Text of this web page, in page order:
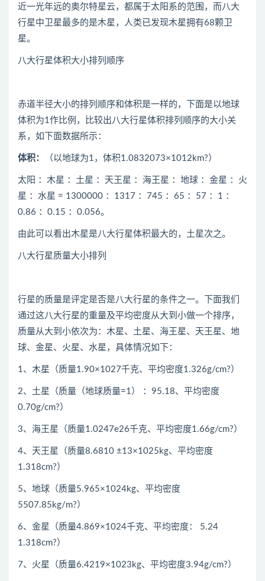
近一光年远的奥尔特星云，都属于太阳系的范围，而八大
行星中卫星最多的是木星，人类已发现木星拥有68颗卫
星。
八大行星体积大小排列顺序
赤道半径大小的排列顺序和体积是一样的，下面是以地球
体积为1作比例，比较出八大行星体积排列顺序的大小关
系，如下面数据所示：
体积： （以地球为1，体积1.0832073×1012km?）
太阳 ：木星 ：土星 ：天王星 ：海王星 ：地球 ：金星 ：火
星 ：水星 = 1300000 ：1317 ：745 ：65 ：57 ：1 ：
0.86 ：0.15 ：0.056。
由此可以看出木星是八大行星体积最大的，土星次之。
八大行星质量大小排列
行星的质量是评定是否是八大行星的条件之一。下面我们
通过这八大行星的重量及平均密度从大到小做一个排序，
质量从大到小依次为：木星、土星、海王星、天王星、地
球、金星、火星、水星，具体情况如下：
1、木星（质量1.90×1027千克、平均密度1.326g/cm?）
2、土星（质量（地球质量=1） ：95.18、平均密度
0.70g/cm?）
3、海王星（质量1.0247e26千克、平均密度1.66g/cm?）
4、天王星（质量8.6810 ±13×1025kg、平均密度
1.318cm?）
5、地球（质量5.965×1024kg、平均密度
5507.85kg/m?）
6、金星（质量4.869×1024千克、平均密度： 5.24
1.318cm?）
7、火星（质量6.4219×1023kg、平均密度3.94g/cm?）